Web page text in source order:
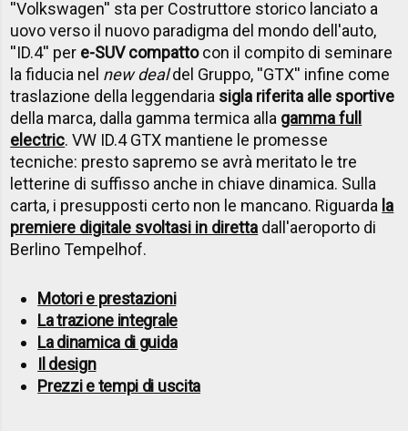
''Volkswagen'' sta per Costruttore storico lanciato a
uovo verso il nuovo paradigma del mondo dell'auto,
''ID.4'' per e-SUV compattocon il compito di seminare
la fiducia nel new dealdel Gruppo, ''GTX'' infine come
traslazione della leggendaria sigla riferita alle sportive
della marca, dalla gamma termica alla gamma full
electric. VW ID.4 GTX mantiene le promesse
tecniche: presto sapremo se avrà meritato le tre
letterine di suffisso anche in chiave dinamica. Sulla
carta, i presupposti certo non le mancano. Riguarda la
premiere digitale svoltasi in diretta dall'aeroporto di
Berlino Tempelhof.
Motori e prestazioni
La trazione integrale
La dinamica di guida
Il design
Prezzi e tempi di uscita